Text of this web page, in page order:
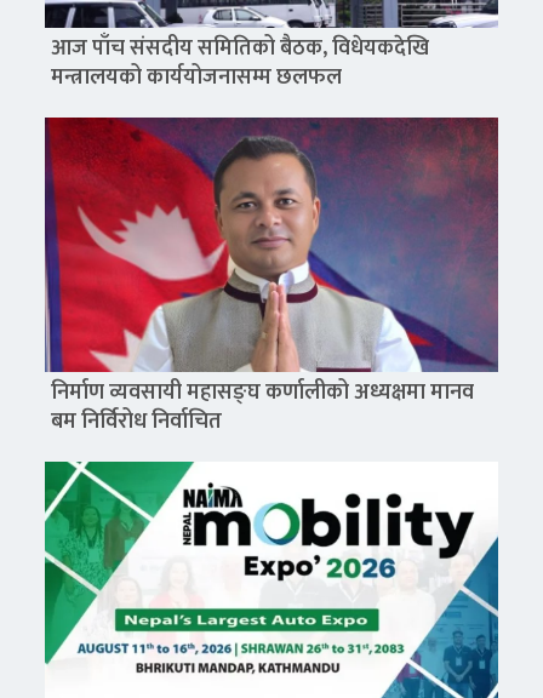
आज पाँच संसदीय समितिको बैठक, विधेयकदेखि
मन्त्रालयको कार्ययोजनासम्म छलफल
निर्माण व्यवसायी महासङ्घ कर्णालीको अध्यक्षमा मानव
बम निर्विरोध निर्वाचित